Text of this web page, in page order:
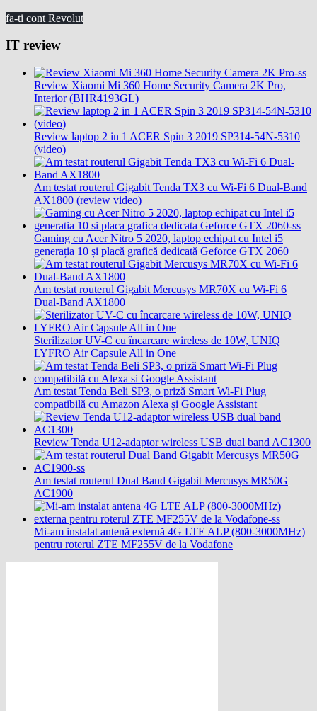
fa-ti cont Revolut
IT review
Review Xiaomi Mi 360 Home Security Camera 2K Pro,
Interior (BHR4193GL)
Review laptop 2 in 1 ACER Spin 3 2019 SP314-54N-5310
(video)
Am testat routerul Gigabit Tenda TX3 cu Wi-Fi 6 Dual-Band
AX1800 (review video)
Gaming cu Acer Nitro 5 2020, laptop echipat cu Intel i5
generația 10 și placă grafică dedicată Geforce GTX 2060
Am testat routerul Gigabit Mercusys MR70X cu Wi-Fi 6
Dual-Band AX1800
Sterilizator UV-C cu încarcare wireless de 10W, UNIQ
LYFRO Air Capsule All in One
Am testat Tenda Beli SP3, o priză Smart Wi-Fi Plug
compatibilă cu Amazon Alexa și Google Assistant
Review Tenda U12-adaptor wireless USB dual band AC1300
Am testat routerul Dual Band Gigabit Mercusys MR50G
AC1900
Mi-am instalat antenă externă 4G LTE ALP (800-3000MHz)
pentru roterul ZTE MF255V de la Vodafone